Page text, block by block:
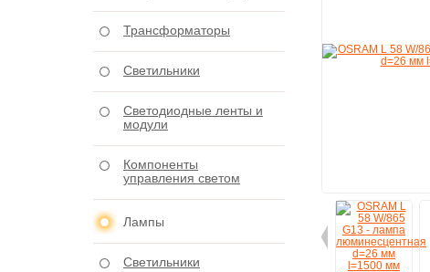
Трансформаторы
Светильники
Светодиодные ленты и
модули
Компоненты
управления светом
Лампы
Светильники